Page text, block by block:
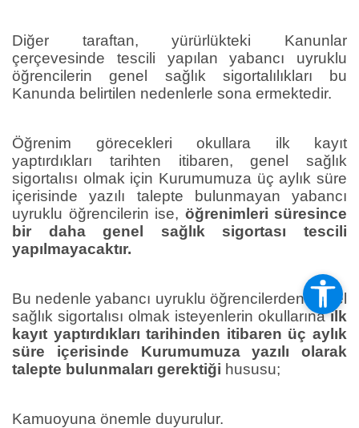
Diğer taraftan, yürürlükteki Kanunlar
çerçevesinde tescili yapılan yabancı uyruklu
öğrencilerin genel sağlık sigortalılıkları bu
Kanunda belirtilen nedenlerle sona ermektedir.
Öğrenim görecekleri okullara ilk kayıt
yaptırdıkları tarihten itibaren, genel sağlık
sigortalısı olmak için Kurumumuza üç aylık süre
içerisinde yazılı talepte bulunmayan yabancı
uyruklu öğrencilerin ise, öğrenimleri süresince
bir daha genel sağlık sigortası tescili
yapılmayacaktır.
Bu nedenle yabancı uyruklu öğrencilerden genel
sağlık sigortalısı olmak isteyenlerin okullarınailk
kayıt yaptırdıkları tarihinden itibaren üç aylık
süre içerisinde Kurumumuza yazılı olarak
talepte bulunmaları gerektiği hususu;
Kamuoyuna önemle duyurulur.